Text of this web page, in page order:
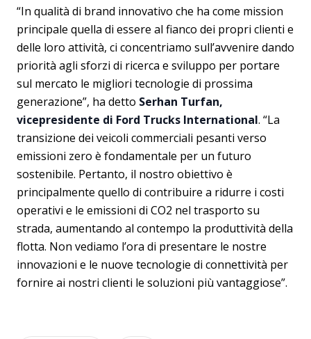
“In qualità di brand innovativo che ha come mission
principale quella di essere al fianco dei propri clienti e
delle loro attività, ci concentriamo sull’avvenire dando
priorità agli sforzi di ricerca e sviluppo per portare
sul mercato le migliori tecnologie di prossima
generazione”, ha detto Serhan Turfan,
vicepresidente di Ford Trucks International. “La
transizione dei veicoli commerciali pesanti verso
emissioni zero è fondamentale per un futuro
sostenibile. Pertanto, il nostro obiettivo è
principalmente quello di contribuire a ridurre i costi
operativi e le emissioni di CO2 nel trasporto su
strada, aumentando al contempo la produttività della
flotta. Non vediamo l’ora di presentare le nostre
innovazioni e le nuove tecnologie di connettività per
fornire ai nostri clienti le soluzioni più vantaggiose”.